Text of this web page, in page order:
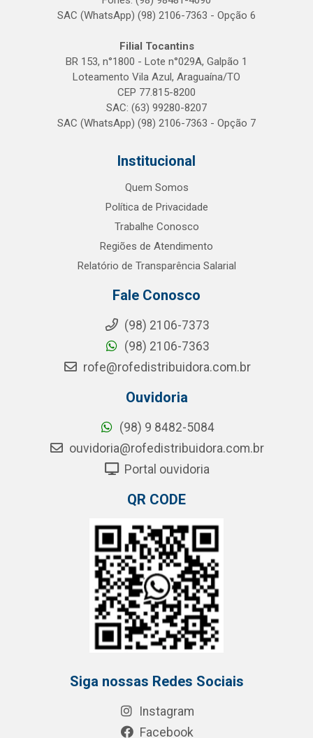
SAC (WhatsApp) (98) 2106-7363 - Opção 6
Filial Tocantins
BR 153, n°1800 - Lote n°029A, Galpão 1
Loteamento Vila Azul, Araguaína/TO
CEP 77.815-8200
SAC: (63) 99280-8207
SAC (WhatsApp) (98) 2106-7363 - Opção 7
Institucional
Quem Somos
Política de Privacidade
Trabalhe Conosco
Regiões de Atendimento
Relatório de Transparência Salarial
Fale Conosco
(98) 2106-7373
(98) 2106-7363
rofe@rofedistribuidora.com.br
Ouvidoria
(98) 9 8482-5084
ouvidoria@rofedistribuidora.com.br
Portal ouvidoria
QR CODE
Siga nossas Redes Sociais
Instagram
Facebook